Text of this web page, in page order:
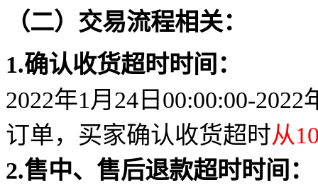
（二）交易流程相关：
1.确认收货超时时间：
2022年1月24日00:00:00-
订单，买家确认收货超时从
2.售中、售后退款超时时间：